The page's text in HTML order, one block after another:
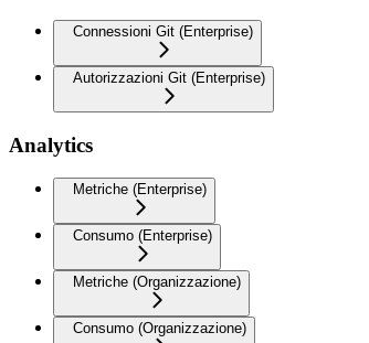
Connessioni Git (Enterprise)
Autorizzazioni Git (Enterprise)
Analytics
Metriche (Enterprise)
Consumo (Enterprise)
Metriche (Organizzazione)
Consumo (Organizzazione)